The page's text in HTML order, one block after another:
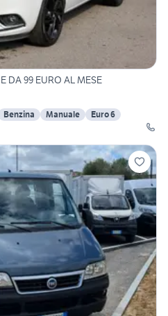
DA 99 EURO AL MESE
Benzina Manuale
Euro 6